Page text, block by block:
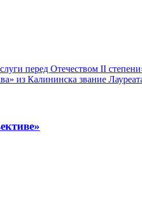
перед Отечеством II
Калининска звание